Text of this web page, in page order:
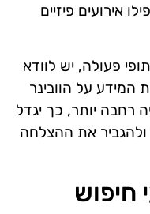
אירועים פיזיים
פעולה, יש לוודא
המידע על הוובינר
יותר, כך יגדל
את ההצלחה
חיפוש